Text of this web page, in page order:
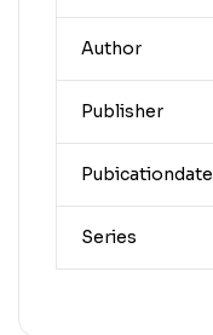
Author
Publisher
Pubicationdate
Series